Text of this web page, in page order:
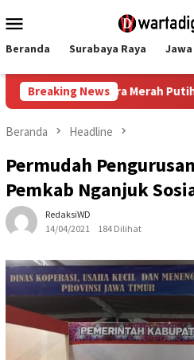
ke
Mobile
Beranda Surabaya Raya
Breaking News
Merah Putih dan Sembako
Beranda Headline
Permudah
Pemkab Nganjuk
RedaksiWD
14/04/2021
184 Dilihat